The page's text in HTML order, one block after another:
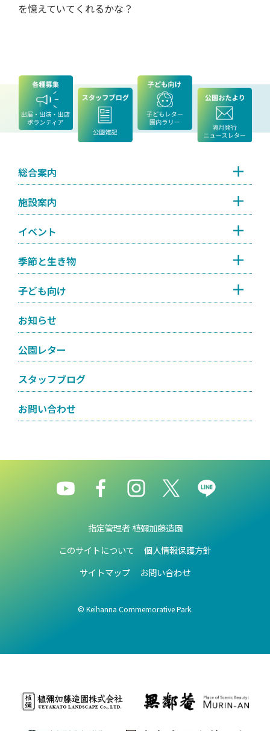
を憶えていてくれるかな？
総合案内
施設案内
イベント
季節と生き物
子ども向け
お知らせ
公園レター
スタッフブログ
お問い合わせ
指定管理者 植彌加藤造園
このサイトについて
個人情報保護方針
サイトマップ
お問い合わせ
© Keihanna Commemorative Park.